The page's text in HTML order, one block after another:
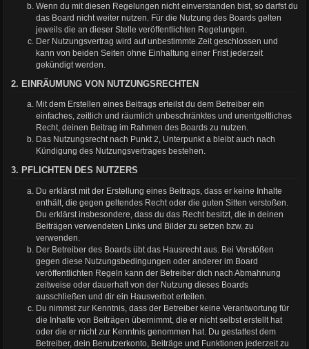
Wenn du mit diesen Regelungen nicht einverstanden bist, so darfst du
das Board nicht weiter nutzen. Für die Nutzung des Boards gelten
jeweils die an dieser Stelle veröffentlichten Regelungen.
Der Nutzungsvertrag wird auf unbestimmte Zeit geschlossen und
kann von beiden Seiten ohne Einhaltung einer Frist jederzeit
gekündigt werden.
2. EINRÄUMUNG VON NUTZUNGSRECHTEN
Mit dem Erstellen eines Beitrags erteilst du dem Betreiber ein
einfaches, zeitlich und räumlich unbeschränktes und unentgeltliches
Recht, deinen Beitrag im Rahmen des Boards zu nutzen.
Das Nutzungsrecht nach Punkt 2, Unterpunkt a bleibt auch nach
Kündigung des Nutzungsvertrages bestehen.
3. PFLICHTEN DES NUTZERS
Du erklärst mit der Erstellung eines Beitrags, dass er keine Inhalte
enthält, die gegen geltendes Recht oder die guten Sitten verstoßen.
Du erklärst insbesondere, dass du das Recht besitzt, die in deinen
Beiträgen verwendeten Links und Bilder zu setzen bzw. zu
verwenden.
Der Betreiber des Boards übt das Hausrecht aus. Bei Verstößen
gegen diese Nutzungsbedingungen oder anderer im Board
veröffentlichten Regeln kann der Betreiber dich nach Abmahnung
zeitweise oder dauerhaft von der Nutzung dieses Boards
ausschließen und dir ein Hausverbot erteilen.
Du nimmst zur Kenntnis, dass der Betreiber keine Verantwortung für
die Inhalte von Beiträgen übernimmt, die er nicht selbst erstellt hat
oder die er nicht zur Kenntnis genommen hat. Du gestattest dem
Betreiber, dein Benutzerkonto, Beiträge und Funktionen jederzeit zu